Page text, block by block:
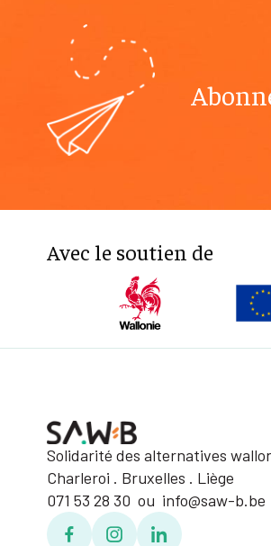
Avec le soutien de
Solidarité des alternatives
Charleroi . Bruxelles . Liège
071 53 28 30 ou info@saw-b.be
FacebookFacebookLinkedin